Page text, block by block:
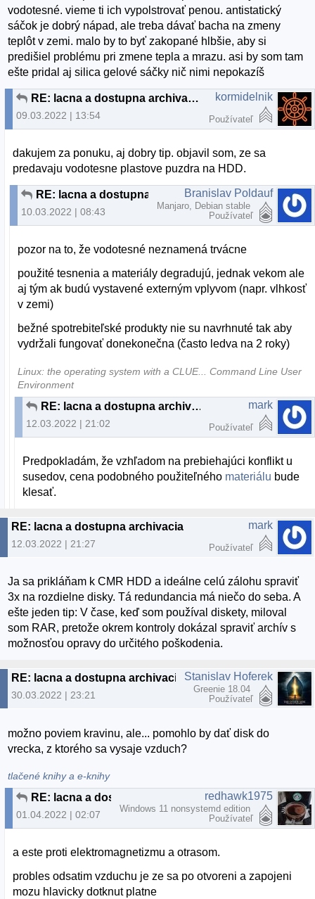
vodotesné. vieme ti ich vypolstrovať penou. antistatický
sáčok je dobrý nápad, ale treba dávať bacha na zmeny
teplôt v zemi. malo by to byť zakopané hlbšie, aby si
predišiel problému pri zmene tepla a mrazu. asi by som tam
ešte pridal aj silica gelové sáčky nič nimi nepokazíš
RE: lacna a dostupna archivacia
09.03.2022 | 13:54
kormidelnik
Používateľ
dakujem za ponuku, aj dobry tip. objavil som, ze sa
predavaju vodotesne plastove puzdra na HDD.
RE: lacna a dostupna archivacia
10.03.2022 | 08:43
Branislav Poldauf
Manjaro, Debian stable
Používateľ
pozor na to, že vodotesné neznamená trvácne
použité tesnenia a materiály degradujú, jednak vekom ale
aj tým ak budú vystavené externým vplyvom (napr. vlhkosť
v zemi)
bežné spotrebiteľské produkty nie su navrhnuté tak aby
vydržali fungovať donekonečna (často ledva na 2 roky)
Linux: the operating system with a CLUE... Command Line User
Environment
RE: lacna a dostupna archivacia
12.03.2022 | 21:02
mark
Používateľ
Predpokladám, že vzhľadom na prebiehajúci konflikt u
susedov, cena podobného použiteľného materiálu bude
klesať.
RE: lacna a dostupna archivacia
12.03.2022 | 21:27
mark
Používateľ
Ja sa prikláňam k CMR HDD a ideálne celú zálohu spraviť
3x na rozdielne disky. Tá redundancia má niečo do seba. A
ešte jeden tip: V čase, keď som používal diskety, miloval
som RAR, pretože okrem kontroly dokázal spraviť archív s
možnosťou opravy do určitého poškodenia.
RE: lacna a dostupna archivacia
30.03.2022 | 23:21
Stanislav Hoferek
Greenie 18.04
Používateľ
možno poviem kravinu, ale... pomohlo by dať disk do
vrecka, z ktorého sa vysaje vzduch?
tlačené knihy a e-knihy
01.04.2022 | 02:07
redhawk1975
Windows 11 nonsystemd edition
Používateľ
a este proti elektromagnetizmu a otrasom.
probles odsatim vzduchu je ze sa po otvoreni a zapojeni
mozu hlavicky dotknut platne